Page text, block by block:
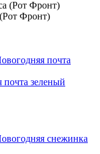
Фронт)
зеленый